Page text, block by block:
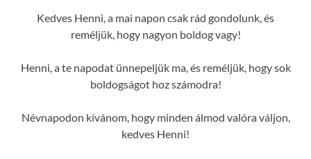
Kedves Henni, a mai napon csak rád gondolunk, és
reméljük, hogy nagyon boldog vagy!
Henni, a te napodat ünnepeljük ma, és reméljük, hogy sok
boldogságot hoz számodra!
Névnapodon kívánom, hogy minden álmod valóra váljon,
kedves Henni!